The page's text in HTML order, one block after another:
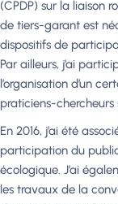
(CPDP) sur la liaison
de tiers-garant est
dispositifs de
Par ailleurs, j’ai
l’organisation d’un
praticiens-chercheurs
En 2016, j’ai été
participation du
écologique. J’ai
les travaux de la